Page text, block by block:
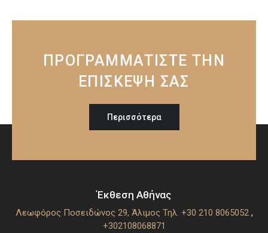
ΠΡΟΓΡΑΜΜΑΤΙΣΤΕ ΤΗΝ
ΕΠΙΣΚΕΨΗ ΣΑΣ
Περισσότερα
Έκθεση Αθήνας
Λεωφόρος Ποσειδώνος 29, Άλιμος Τηλ. +30 210 8065052,
+302108068871